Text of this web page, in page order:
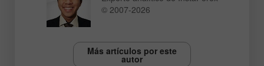
© 2007-2026
Más artículos por este
autor